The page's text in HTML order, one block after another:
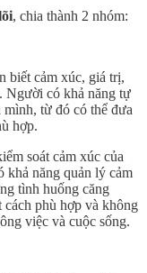
, chia thành 2 nhóm:
biết cảm xúc, giá trị,
Người có khả năng tự
mình, từ đó có thể đưa
hợp.
soát cảm xúc của
khả năng quản lý cảm
tình huống căng
cách phù hợp và không
việc và cuộc sống.